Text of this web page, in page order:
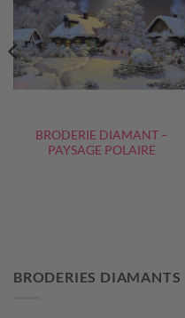
BRODERIE DIAMANT –
PAYSAGE POLAIRE
BRODERIES DIAMANTS